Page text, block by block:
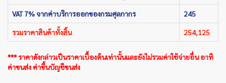
VAT 7% จากค่าบริการออกของกรมศุลกากร 245
รวมราคาสินค้าทั้งสิ้น 254,125
*** ราคาดังกล่าวเป็นราคาเบื้องต้นเท่านั้นและยังไม่รวมค่าใช้จ่ายอื่น อาทิ
ค่าขนส่ง ค่าขึ้นบัญชีขนส่ง